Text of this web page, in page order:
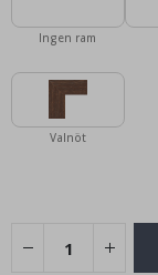
Ingen ram
Valnöt